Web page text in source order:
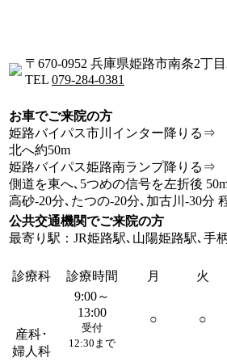
〒670-0952 兵庫県姫路市南条2丁
TEL 079-284-0381
お車でご来院の方
姫路バイパス市川インター降りる⇒
北へ約50m
姫路バイパス姫路南ランプ降りる⇒
側道を東へ､5つめの信号を左折後
高砂-20分､たつの-20分､加古川-30分
公共交通機関でご来院の方
最寄り駅：JR姫路駅､山陽姫路駅､手
診療科 診療時間 月 火
産科･
婦人科
9:00～
13:00
受付
12:30まで
○ ○